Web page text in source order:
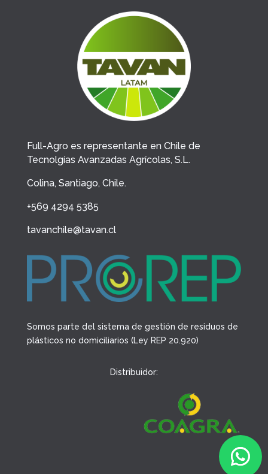
Full-Agro es representante en Chile de
Tecnolgías Avanzadas Agrícolas, S.L.
Colina, Santiago, Chile.
+569 4294 5385
tavanchile@tavan.cl
Somos parte del sistema de gestión de residuos de
plásticos no domiciliarios (Ley REP 20.920)
Distribuidor: